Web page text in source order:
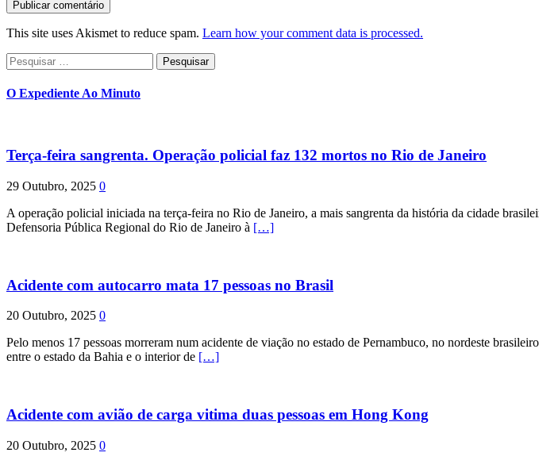
This site uses Akismet to reduce spam. Learn how your comment data is processed.
Pesquisar
por:
O Expediente Ao Minuto
Terça-feira sangrenta. Operação policial faz 132 mortos no Rio de Janeiro
29 Outubro, 2025 0
A operação policial iniciada na terça-feira no Rio de Janeiro, a mais sangrenta da história da cidade
Defensoria Pública Regional do Rio de Janeiro à […]
Acidente com autocarro mata 17 pessoas no Brasil
20 Outubro, 2025 0
Pelo menos 17 pessoas morreram num acidente de viação no estado de Pernambuco, no nordeste
entre o estado da Bahia e o interior de […]
Acidente com avião de carga vitima duas pessoas em Hong Kong
20 Outubro, 2025 0